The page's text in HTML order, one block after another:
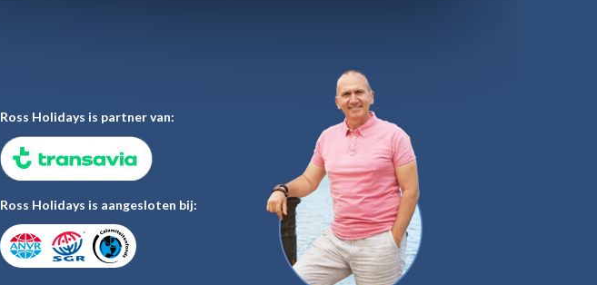
Ross Holidays is partner van:
Ross Holidays is aangesloten bij: